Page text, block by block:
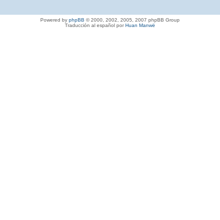
Powered by phpBB © 2000, 2002, 2005, 2007 phpBB Group
Traducción al español porHuan Manwë